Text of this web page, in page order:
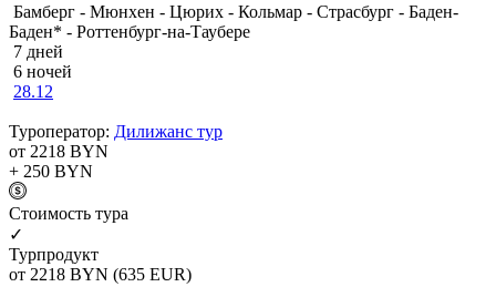
Бамберг - Мюнхен - Цюрих - Кольмар - Страсбург - Баден-
Баден* - Роттенбург-на-Таубере
7 дней
6 ночей
28.12
Туроператор: Дилижанс тур
от 2218 BYN
+ 250 BYN
Cтоимость тура
✓
Турпродукт
от 2218 BYN (635 EUR)